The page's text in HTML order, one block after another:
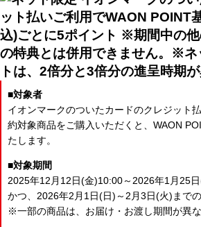
対象者
イオンマークのついたカードのクレジット
約対象商品をご購入いただくと、 WAON
たします。
対象期間
2025年12月12日(金)10:00～2026年1月25
かつ、 2026年2月1日(日)～2月3日(火)まで
一部の商品は、お届け・お渡し期間が異